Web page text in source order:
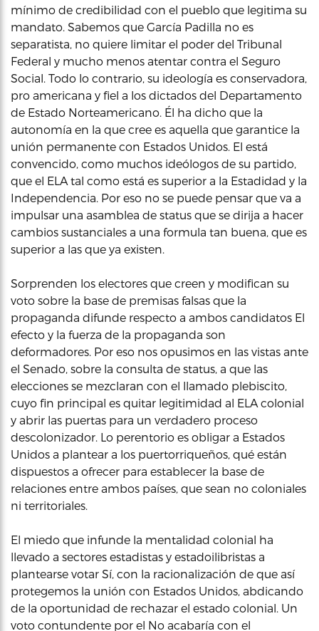
mínimo de credibilidad con el pueblo que legitima su
mandato. Sabemos que García Padilla no es
separatista, no quiere limitar el poder del Tribunal
Federal y mucho menos atentar contra el Seguro
Social. Todo lo contrario, su ideología es conservadora,
pro americana y fiel a los dictados del Departamento
de Estado Norteamericano. Él ha dicho que la
autonomía en la que cree es aquella que garantice la
unión permanente con Estados Unidos. El está
convencido, como muchos ideólogos de su partido,
que el ELA tal como está es superior a la Estadidad y la
Independencia. Por eso no se puede pensar que va a
impulsar una asamblea de status que se dirija a hacer
cambios sustanciales a una formula tan buena, que es
superior a las que ya existen.
Sorprenden los electores que creen y modifican su
voto sobre la base de premisas falsas que la
propaganda difunde respecto a ambos candidatos El
efecto y la fuerza de la propaganda son
deformadores. Por eso nos opusimos en las vistas ante
el Senado, sobre la consulta de status, a que las
elecciones se mezclaran con el llamado plebiscito,
cuyo fin principal es quitar legitimidad al ELA colonial
y abrir las puertas para un verdadero proceso
descolonizador. Lo perentorio es obligar a Estados
Unidos a plantear a los puertorriqueños, qué están
dispuestos a ofrecer para establecer la base de
relaciones entre ambos países, que sean no coloniales
ni territoriales.
El miedo que infunde la mentalidad colonial ha
llevado a sectores estadistas y estadoilibristas a
plantearse votar Sí, con la racionalización de que así
protegemos la unión con Estados Unidos, abdicando
de la oportunidad de rechazar el estado colonial. Un
voto contundente por el No acabaría con el